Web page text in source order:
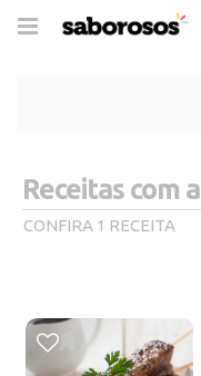
Trocar
Receitas com a
CONFIRA 1 RECEITA